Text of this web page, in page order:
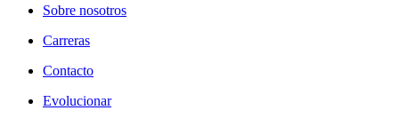
Sobre nosotros
Carreras
Contacto
Evolucionar